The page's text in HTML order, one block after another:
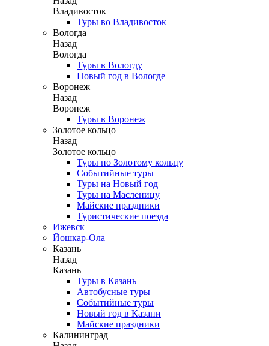
Владивосток
Туры во Владивосток
Вологда
Назад
Вологда
Туры в Вологду
Новый год в Вологде
Воронеж
Назад
Воронеж
Туры в Воронеж
Золотое кольцо
Назад
Золотое кольцо
Туры по Золотому кольцу
Событийные туры
Туры на Новый год
Туры на Масленицу
Майские праздники
Туристические поезда
Ижевск
Йошкар-Ола
Казань
Назад
Казань
Туры в Казань
Автобусные туры
Событийные туры
Новый год в Казани
Майские праздники
Калининград